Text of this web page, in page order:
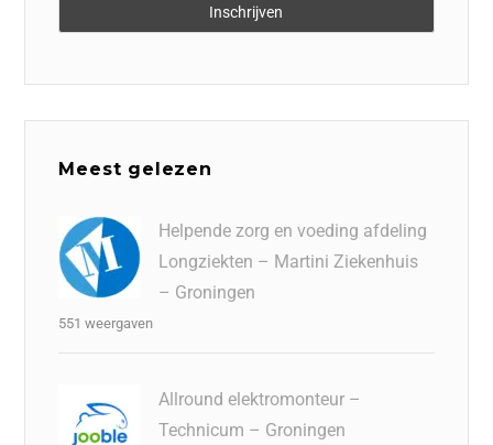
Meest gelezen
Helpende zorg en voeding afdeling
Longziekten – Martini Ziekenhuis
– Groningen
551 weergaven
Allround elektromonteur –
Technicum – Groningen